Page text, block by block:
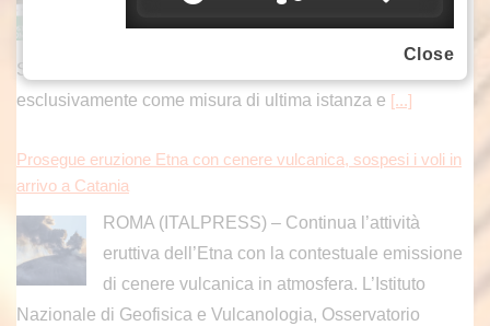
all’immigrazione Brunner, un conservatore, ha
Schengen, può essere presa in considerazione
esclusivamente come misura di ultima istanza e [...]
Prosegue eruzione Etna con cenere vulcanica, sospesi i voli in
arrivo a Catania
ROMA (ITALPRESS) – Continua l’attività
eruttiva dell’Etna con la contestuale emissione
di cenere vulcanica in atmosfera. L’Istituto
Nazionale di Geofisica e Vulcanologia, Osservatorio
Close